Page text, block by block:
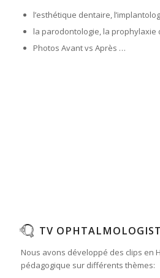
l’esthétique dentaire,
la parodontologie, la
Photos Avant vs Après …
TV
Nous avons développé des clips en
pédagogique sur différents thèmes: